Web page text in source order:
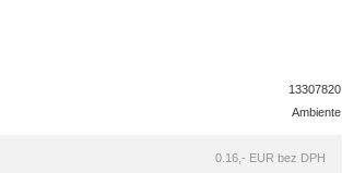
13307820
Ambiente
0.16,- EUR bez DPH